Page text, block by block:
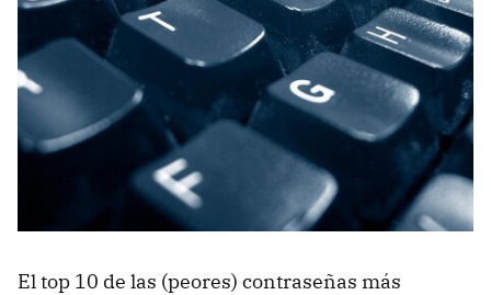
El top 10 de las (peores) contraseñas más